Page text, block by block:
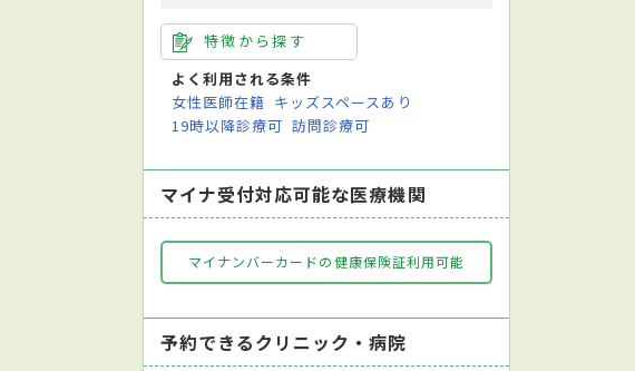
特徴から探す
よく利用される条件
女性医師在籍 キッズスペースあり
19時以降診療可 訪問診療可
マイナ受付対応可能な医療機関
マイナンバーカードの健康保険証利用可能
予約できるクリニック・病院